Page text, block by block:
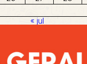
« jul